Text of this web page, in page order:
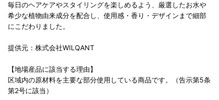
毎日のヘアケアやスタイリングを楽しめるよう、厳選したお水や
希少な植物由来成分を配合し、使用感・香り・デザインまで細部
にこだわりました。
提供元：株式会社WILQANT
【地場産品に該当する理由】
区域内の原材料を主要な部分使用している商品です。（告示第5条
第2号に該当）